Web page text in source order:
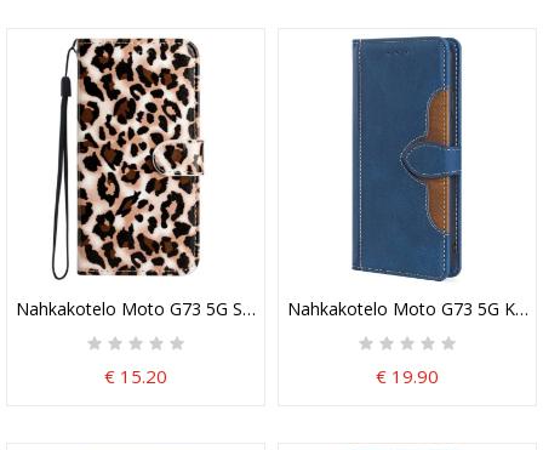
Nahkakotelo Moto G73 5G Suojaketju Kuori Strappy Leopard Print
€ 15.20
Nahkakotelo Moto G73 5G
€ 19.90